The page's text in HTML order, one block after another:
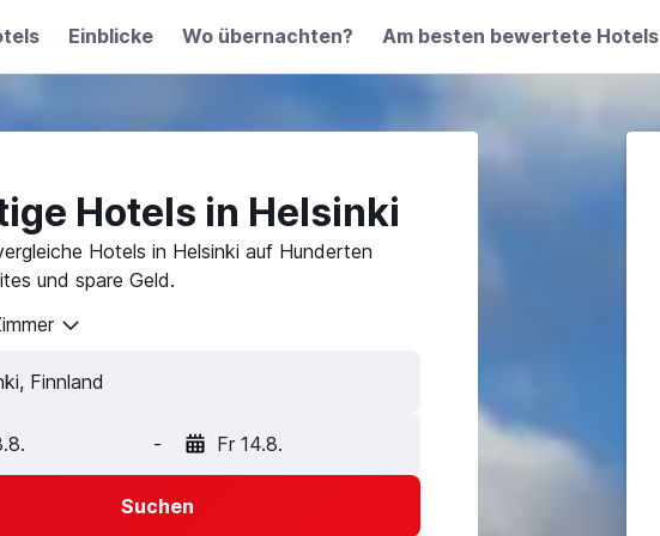
Einblicke Wo übernachten? Am besten bewertete Hotels
Hotels in Helsinki
Hotels in Helsinki auf Hunderten
und spare Geld.
- Fr 14.8.
Suchen